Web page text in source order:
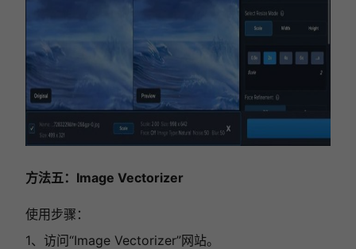
方法五：Image Vectorizer
使用步骤：
1、访问“Image Vectorizer”网站。